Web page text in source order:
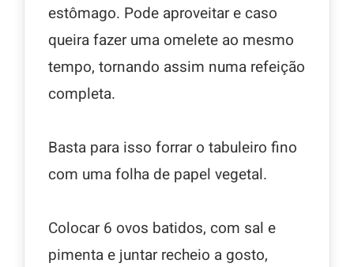
estômago. Pode aproveitar e caso
queira fazer uma omelete ao mesmo
tempo, tornando assim numa refeição
completa.
Basta para isso forrar o tabuleiro fino
com uma folha de papel vegetal.
Colocar 6 ovos batidos, com sal e
pimenta e juntar recheio a gosto,